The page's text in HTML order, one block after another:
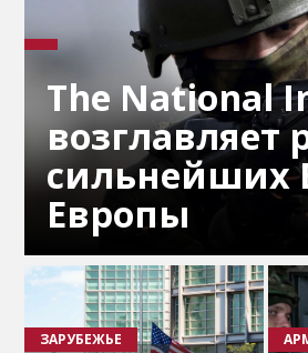
The National
возглавляет
сильнейших
Европы
ЗАРУБЕЖЬЕ